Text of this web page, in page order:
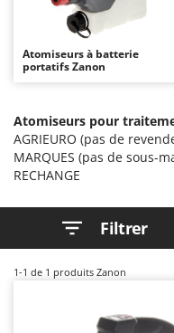
Autolaveuses
Autres produits
Bancs de scie pour
Barbecues
Bennes pour
Brosses pour sols
Brouettes à moteur
Broyeurs de
Butteurs pour
Ambrogio Robot
Annovi Reverberi
ANTHBOT
Arco
Ardes
Argo
Ariete
Artus
Atomiseurs à batterie
portatifs Zanon
Atomiseurs pour
AGRIEURO (pas de
MARQUES (pas de sous-
RECHANGE
Filtrer
1-1 de 1 produits Zanon